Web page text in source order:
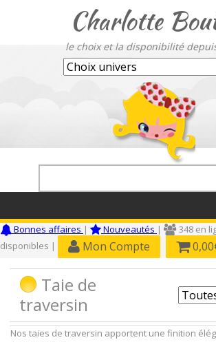
Charlotte
le choix et la disponibilité
Bonnes affaires | Nouveautés | 348 en
disponibles |
Mon Compte
Taie de
traversin
Nos taies de traversin apportent une finition